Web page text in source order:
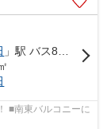
」駅 バス8分 「下出口」 停歩3分
■南東バルコニーに